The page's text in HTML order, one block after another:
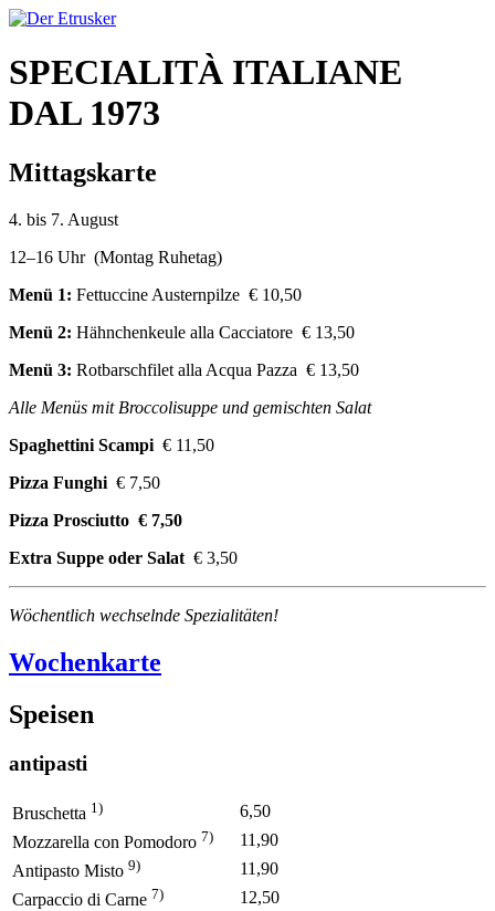
SPECIALITÀ ITALIANE
DAL 1973
Mittagskarte
4. bis 7. August
12–16 Uhr (Montag Ruhetag)
Menü 1: Fettuccine Austernpilze € 10,50
Menü 2: Hähnchenkeule alla Cacciatore € 13,50
Menü 3: Rotbarschfilet alla Acqua Pazza € 13,50
Alle Menüs mit Broccolisuppe und gemischten Salat
Spaghettini Scampi € 11,50
Pizza Funghi € 7,50
Pizza Prosciutto € 7,50
Extra Suppe oder Salat € 3,50
Wöchentlich wechselnde Spezialitäten!
Wochenkarte
Speisen
antipasti
Bruschetta 1)
6,50
Mozzarella con Pomodoro 7)
11,90
Antipasto Misto 9)
11,90
Carpaccio di Carne 7)
12,50